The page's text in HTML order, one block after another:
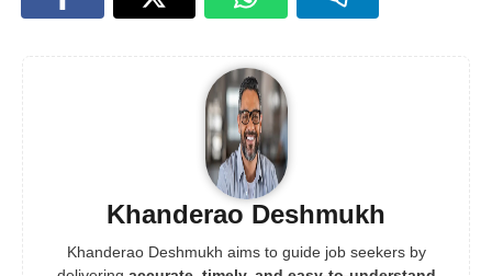
Khanderao Deshmukh
Khanderao Deshmukh aims to guide job seekers by